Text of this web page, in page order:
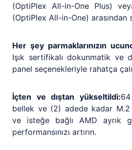
(OptiPlex All-in-One Plus)
(OptiPlex All-in-One) arasından
Her şey parmaklarınızın
Işık sertifikalı dokunmatik ve
panel seçenekleriyle rahatça
İçten ve dıştan yükseltildi:
bellek ve (2) adede kadar M.2
ve isteğe bağlı AMD ayrık
performansınızı artırın.